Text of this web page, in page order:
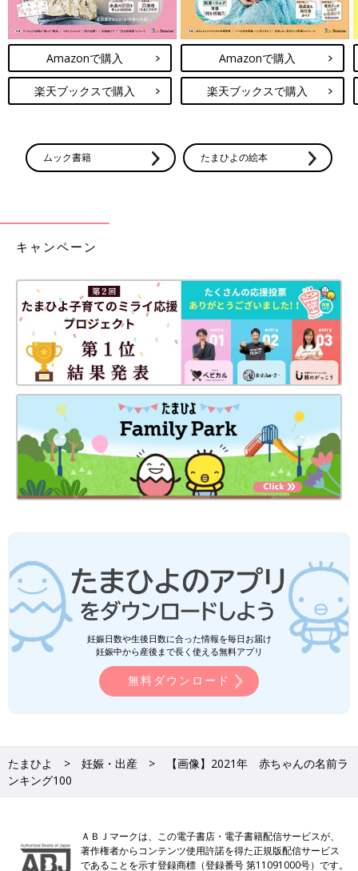
Amazonで購入
楽天ブックスで購入
Amazonで購入
楽天ブックスで購入
ムック書籍 たまひよの絵本
キャンペーン
妊娠日数や生後日数に合った情報を毎日お届け
妊娠中から産後まで長く使える無料アプリ
無料ダウンロード
たまひよ 妊娠・出産
【画像】2021年 赤ちゃんの名前ラ
ンキング100
ＡＢＪマークは、この電子書店・電子書籍配信サービスが、
著作権者からコンテンツ使用許諾を得た正規版配信サービス
であることを示す登録商標（登録番号 第11091000号）です。